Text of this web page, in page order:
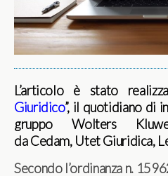
L’articolo è stato
Giuridico”, il quotidiano di
gruppo Wolters
da Cedam, Utet Giuridica,
Secondo l’ordinanza n.